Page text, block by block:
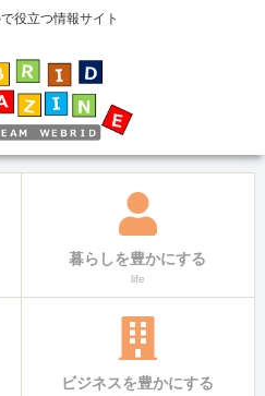
役立つ情報サイト
暮らしを豊かにする
life
ビジネスを豊かにする